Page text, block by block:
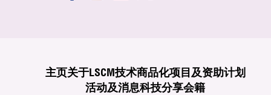
主页关于LSCM技术商品化项目及资助计划
活动及消息科技分享会籍